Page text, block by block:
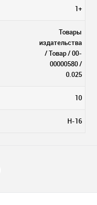
1+
Товары
издательства
/ Товар / 00-
00000580 /
0.025
10
Н-16